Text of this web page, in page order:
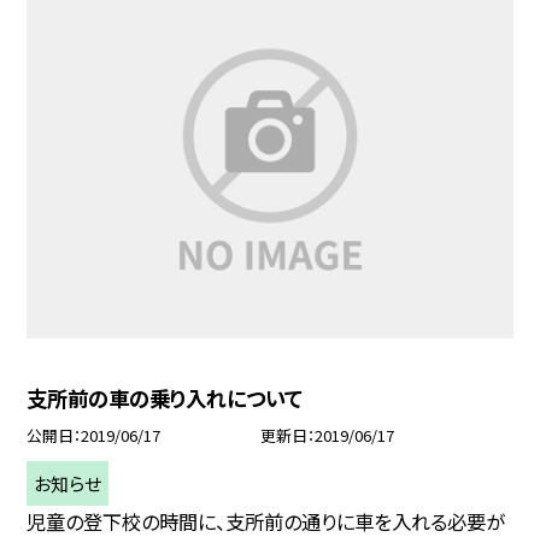
支所前の車の乗り入れについて
公開日 2019/06/17 更新日 2019/06/17
お知らせ
児童の登下校の時間に、支所前の通りに車を入れる必要が